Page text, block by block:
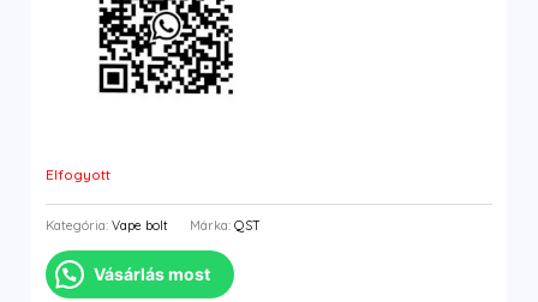
Elfogyott
Kategória:Vape bolt Márka:QST
Vásárlás most